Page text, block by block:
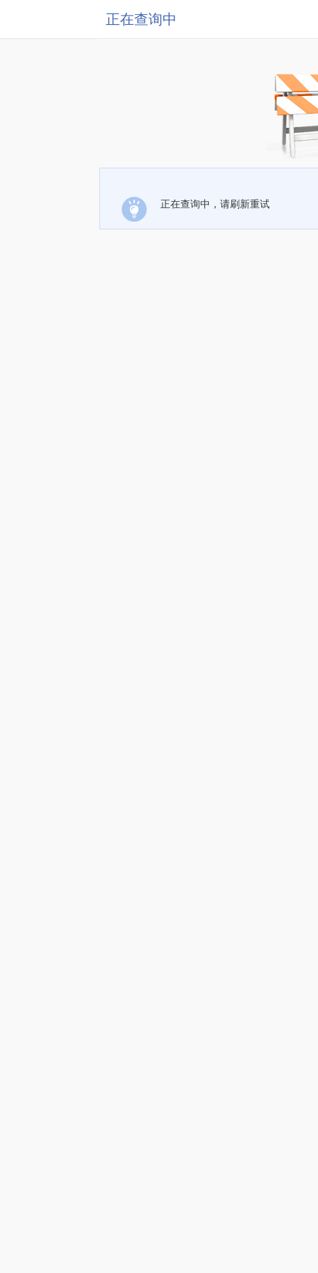
正在查询中
正在查询中，请刷新重试